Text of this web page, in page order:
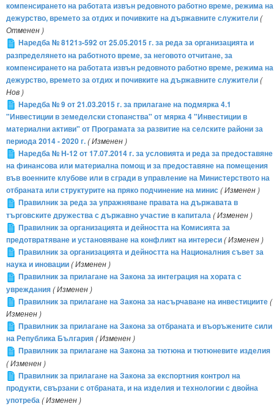
компенсирането на работата извън редовното работно време, режима на
дежурство, времето за отдих и почивките на държавните служители(
Отменен )
Наредба № 8121з-592 от 25.05.2015 г. за реда за организацията и
разпределянето на работното време, за неговото отчитане, за
компенсирането на работата извън редовното работно време, режима на
дежурство, времето за отдих и почивките на държавните служители(
Нов )
Наредба № 9 от 21.03.2015 г. за прилагане на подмярка 4.1
"Инвестиции в земеделски стопанства" от мярка 4 "Инвестиции в
материални активи" от Програмата за развитие на селските райони за
периода 2014 - 2020 г.( Изменен )
Наредба № Н-12 от 17.07.2014 г. за условията и реда за предоставяне
на финансова или материална помощ и за предоставяне на помещения
във военните клубове или в сгради в управление на Министерството на
отбраната или структурите на пряко подчинение на минис( Изменен )
Правилник за реда за упражняване правата на държавата в
търговските дружества с държавно участие в капитала( Изменен )
Правилник за организацията и дейността на Комисията за
предотвратяване и установяване на конфликт на интереси( Изменен )
Правилник за организацията и дейността на Националния съвет за
наука и иновации( Изменен )
Правилник за прилагане на Закона за интеграция на хората с
увреждания( Изменен )
Правилник за прилагане на Закона за насърчаване на инвестициите(
Изменен )
Правилник за прилагане на Закона за отбраната и въоръжените сили
на Република България( Изменен )
Правилник за прилагане на Закона за тютюна и тютюневите изделия
( Изменен )
Правилник за прилагане на Закона за експортния контрол на
продукти, свързани с отбраната, и на изделия и технологии с двойна
употреба( Изменен )